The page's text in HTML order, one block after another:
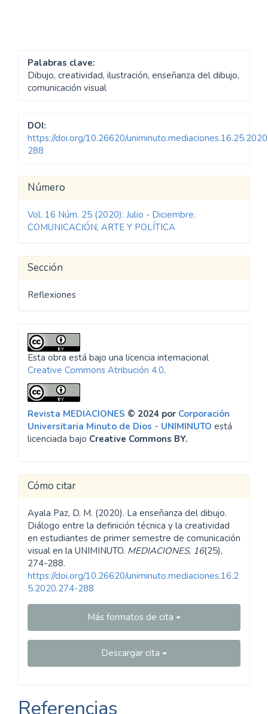
Palabras clave:
Dibujo, creatividad, ilustración, enseñanza del dibujo,
comunicación visual
DOI:
https://doi.org/10.26620/
288
Detalles
del
artículo
Número
Vol. 16 Núm. 25 (2020): Julio - Diciembre.
COMUNICACIÓN, ARTE Y POLÍTICA
Sección
Reflexiones
Esta obra está bajo una licencia internacional
Creative Commons Atribución 4.0.
Revista MEDIACIONES © 2024 por Corporación
Universitaria Minuto de Dios - UNIMINUTO está
licenciada bajo Creative Commons BY.
Cómo citar
Ayala Paz, D. M. (2020). La enseñanza del dibujo.
Diálogo entre la definición técnica y la creatividad
en estudiantes de primer semestre de comunicación
visual en la UNIMINUTO. MEDIACIONES, 16(25),
274-288.
https://doi.org/10.26620/uniminuto.mediaciones.16.2
5.2020.274-288
Más formatos de cita
Descargar cita
Referencias